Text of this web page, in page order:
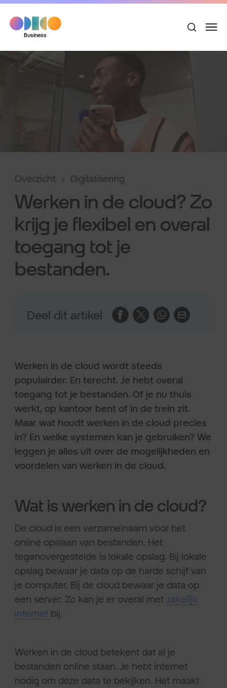
Business
Overzicht Digitalisering
Werken in de cloud? Zo
krijg je flexibel en overal
toegang tot je
bestanden.
Deel dit artikel
Werken in de cloud wordt steeds
populairder. En terecht. Je hebt overal
toegang tot je bestanden. Of je nu thuis
werkt, op kantoor bent of in de trein zit.
Maar wat houdt werken in de cloud precies
in? En welke systemen kan je gebruiken? We
leggen je alles uit over de mogelijkheden en
voordelen van werken in de cloud.
Wat is werken in de cloud?
De cloud is een verzamelnaam voor het
online opslaan van bestanden. Het
tegenovergestelde is lokale opslag. Bij lokale
opslag bewaar je data op de harde schijf van
je computer. Bij de cloud bewaar je data op
een server. Zo kan je er overal met zakelijk
internetbij.
Werken in de cloud betekent dat al je
bestanden online staan. Je hebt internet
nodig om deze data te bekijken. Het maakt